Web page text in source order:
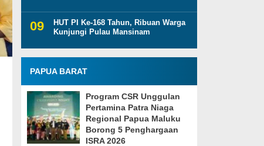
HUT PI Ke-168 Tahun, Ribuan Warga
Kunjungi Pulau Mansinam
PAPUA BARAT
Program CSR Unggulan
Pertamina Patra Niaga
Regional Papua Maluku
Borong 5 Penghargaan
ISRA 2026